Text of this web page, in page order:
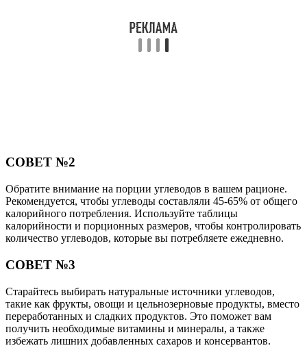
СОВЕТ №2
Обратите внимание на порции углеводов в вашем рационе.
Рекомендуется, чтобы углеводы составляли 45-65% от общего
калорийного потребления. Используйте таблицы
калорийности и порционных размеров, чтобы контролировать
количество углеводов, которые вы потребляете ежедневно.
СОВЕТ №3
Старайтесь выбирать натуральные источники углеводов,
такие как фрукты, овощи и цельнозерновые продукты, вместо
переработанных и сладких продуктов. Это поможет вам
получить необходимые витамины и минералы, а также
избежать лишних добавленных сахаров и консервантов.